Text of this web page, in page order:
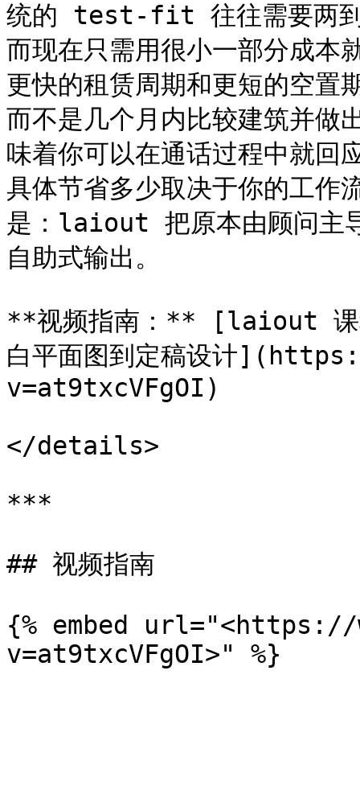
统的 test-fit 往往需要两到
而现在只需用很小一部分成本
更快的租赁周期和更短的空置
而不是几个月内比较建筑并做
味着你可以在通话过程中就回
具体节省多少取决于你的工作
是：laiout 把原本由顾问主
自助式输出。
**视频指南：** [laiout
白平面图到定稿设计
v=at9txcVFgOI)
</details>
***
## 视频指南
{% embed url="<https://